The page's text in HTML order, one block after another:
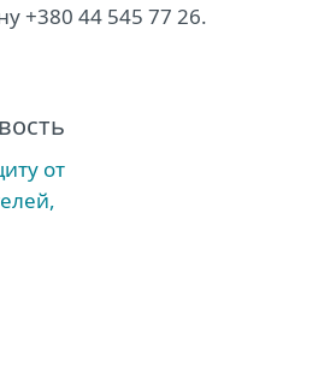
+380 44 545 77 26.
от